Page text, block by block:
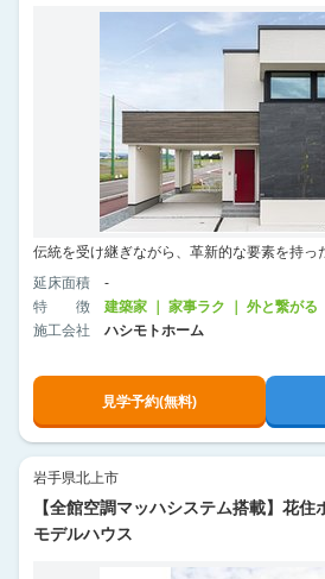
伝統を受け継ぎながら、革新的な要素を持っ
延床面積
-
特徴
建築家 ｜ 家事ラク ｜ 外と繋がる
施工会社
ハシモトホーム
見学予約(無料)
岩手県北上市
【全館空調マッハシステム搭載】花
モデルハウス